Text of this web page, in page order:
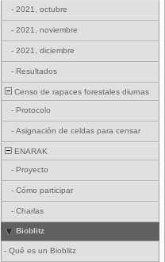
- 2021, octubre
- 2021, noviembre
- 2021, diciembre
- Resultados
Censo de rapaces forestales diurnas
- Protocolo
- Asignación de celdas para censar
ENARAK
- Proyecto
- Cómo participar
- Charlas
Bioblitz
- Qué es un Bioblitz